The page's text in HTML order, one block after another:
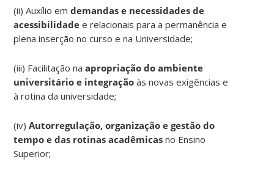
(ii) Auxílio emdemandas e necessidades de
acessibilidade e relacionais para a permanência e
plena inserção no curso e na Universidade;
(iii) Facilitação naapropriação do ambiente
universitário e integração às novas exigências e
à rotina da universidade;
(iv)Autorregulação, organização e gestão do
tempo e das rotinas acadêmicas no Ensino
Superior;